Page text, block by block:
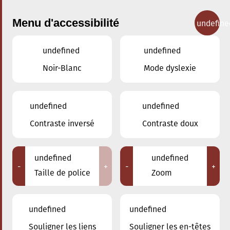
Concerts
Adresse
Menu d'accessibilité
undefined
Noir-Blanc
undefined
Mode dyslexie
undefined
Contraste inversé
undefined
Contraste doux
-
undefined
Taille de police
+ -
undefined
Zoom
+
undefined
Souligner les liens
undefined
Souligner les en-têtes